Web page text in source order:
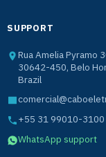
SUPPORT
Rua Amelia Pyramo
30642-450, Belo
Brazil
+55 31 99010-3100
WhatsApp support